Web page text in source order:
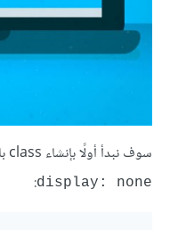
سوف نبدأ أولًا بإنشاء class بالاسم "hidden" وفيه الخاصية
display: none
: